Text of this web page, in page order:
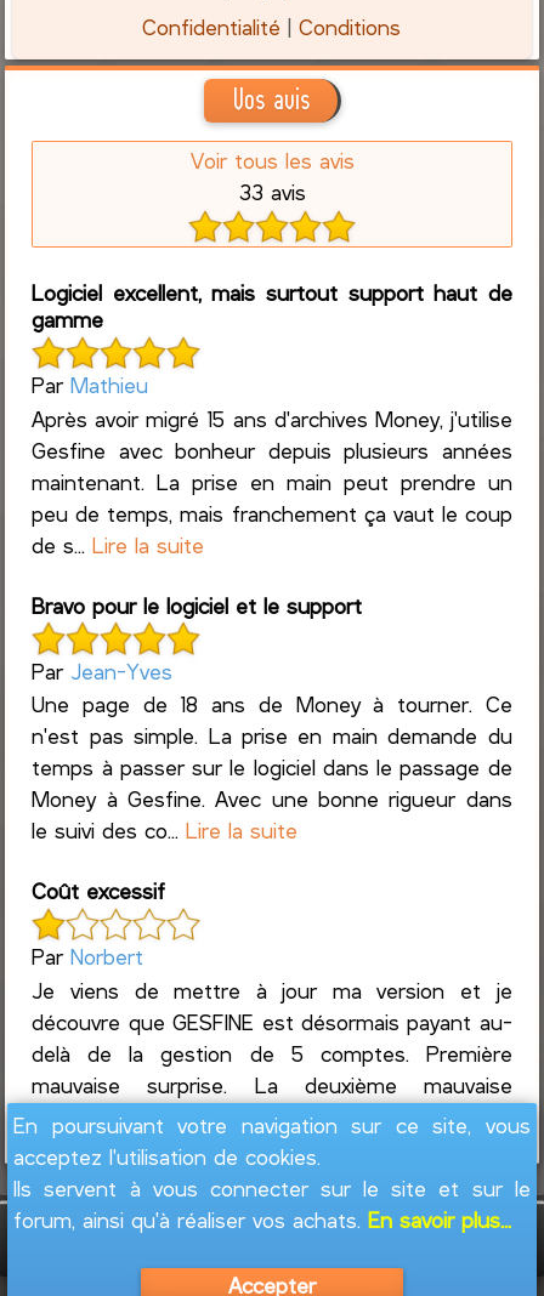
Confidentialité |Conditions
Vos avis
Voir tous les avis
33 avis
Logiciel excellent, mais surtout support haut de
gamme
ParMathieu
Après avoir migré 15 ans d'archives Money, j'utilise
Gesfine avec bonheur depuis plusieurs années
maintenant. La prise en main peut prendre un
peu de temps, mais franchement ça vaut le coup
de s...Lire la suite
Bravo pour le logiciel et le support
Par Jean-Yves
Une page de 18 ans de Money à tourner. Ce
n'est pas simple. La prise en main demande du
temps à passer sur le logiciel dans le passage de
Money à Gesfine. Avec une bonne rigueur dans
le suivi des co...Lire la suite
Coût excessif
ParNorbert
Je viens de mettre à jour ma version et je
découvre que GESFINE est désormais payant au-
delà de la gestion de 5 comptes. Première
mauvaise surprise. La deuxième mauvaise
surprise est le coût. Impossible...
Lire la suite
En poursuivant votre navigation sur ce site, vous
acceptez l'utilisation de cookies.
Ils servent à vous connecter sur le site et sur le
forum, ainsi qu'à réaliser vos achats.En savoir plus...
Accepter
GesFine - Copyright © 2008 - 2026Jacques